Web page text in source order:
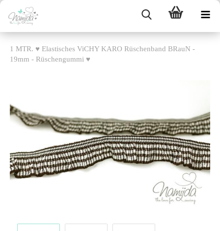
1 MTR. ♥ Elastisches ViCHY KARO Rüschenband BRauN -
19mm - Rüschengummi ♥